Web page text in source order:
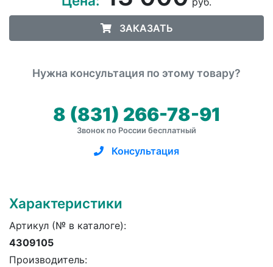
ЗАКАЗАТЬ
Нужна консультация по этому товару?
8 (831) 266-78-91
Звонок по России бесплатный
Консультация
Характеристики
Артикул (№ в каталоге):
4309105
Производитель: